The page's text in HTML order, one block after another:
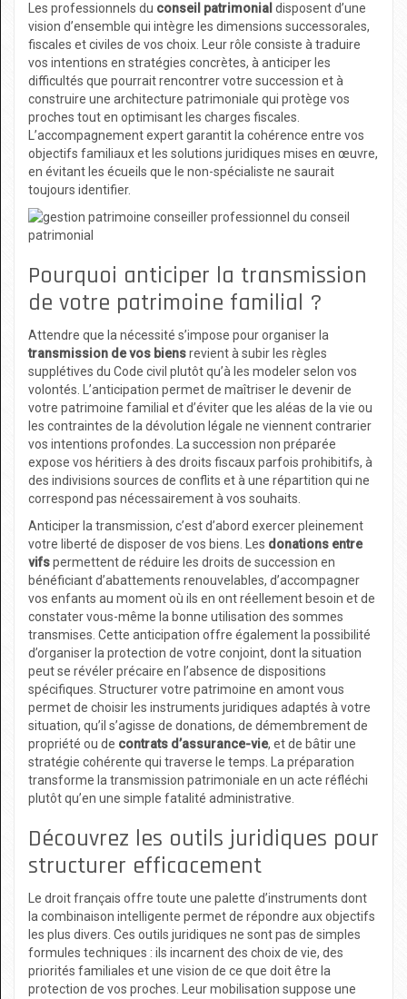
Les professionnels du conseil patrimonial disposent d’une
vision d’ensemble qui intègre les dimensions successorales,
fiscales et civiles de vos choix. Leur rôle consiste à traduire
vos intentions en stratégies concrètes, à anticiper les
difficultés que pourrait rencontrer votre succession et à
construire une architecture patrimoniale qui protège vos
proches tout en optimisant les charges fiscales.
L’accompagnement expert garantit la cohérence entre vos
objectifs familiaux et les solutions juridiques mises en œuvre,
en évitant les écueils que le non-spécialiste ne saurait
toujours identifier.
Pourquoi anticiper la transmission
de votre patrimoine familial ?
Attendre que la nécessité s’impose pour organiser la
transmission de vos biensrevient à subir les règles
supplétives du Code civil plutôt qu’à les modeler selon vos
volontés. L’anticipation permet de maîtriser le devenir de
votre patrimoine familial et d’éviter que les aléas de la vie ou
les contraintes de la dévolution légale ne viennent contrarier
vos intentions profondes. La succession non préparée
expose vos héritiers à des droits fiscaux parfois prohibitifs, à
des indivisions sources de conflits et à une répartition qui ne
correspond pas nécessairement à vos souhaits.
Anticiper la transmission, c’est d’abord exercer pleinement
votre liberté de disposer de vos biens. Les donations entre
vifspermettent de réduire les droits de succession en
bénéficiant d’abattements renouvelables, d’accompagner
vos enfants au moment où ils en ont réellement besoin et de
constater vous-même la bonne utilisation des sommes
transmises. Cette anticipation offre également la possibilité
d’organiser la protection de votre conjoint, dont la situation
peut se révéler précaire en l’absence de dispositions
spécifiques. Structurer votre patrimoine en amont vous
permet de choisir les instruments juridiques adaptés à votre
situation, qu’il s’agisse de donations, de démembrement de
propriété ou de contrats d’assurance-vie, et de bâtir une
stratégie cohérente qui traverse le temps. La préparation
transforme la transmission patrimoniale en un acte réfléchi
plutôt qu’en une simple fatalité administrative.
Découvrez les outils juridiques pour
structurer efficacement
Le droit français offre toute une palette d’instruments dont
la combinaison intelligente permet de répondre aux objectifs
les plus divers. Ces outils juridiques ne sont pas de simples
formules techniques : ils incarnent des choix de vie, des
priorités familiales et une vision de ce que doit être la
protection de vos proches. Leur mobilisation suppose une